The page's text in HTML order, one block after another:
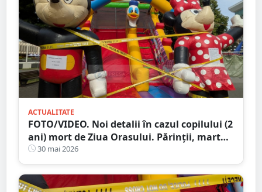
ACTUALITATE
FOTO/VIDEO. Noi detalii în cazul copilului (2
ani) mort de Ziua Orasului. Părinții, martori
ai tragediei
30 mai 2026